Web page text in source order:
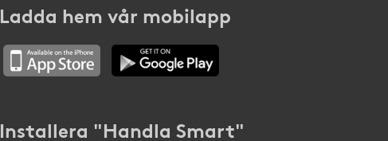
Ladda hem vår mobilapp
Installera "Handla Smart"